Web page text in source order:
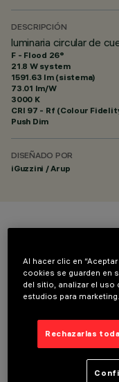
DESCRIPCIÓN
luminaria circular de
F - Flood 26°
21.8 W system
1591.63 lm (sistema)
73.01 lm/W
3000 K
CRI 97 - Rf (Colour
Push Dim
DISEÑADO POR
iGuzzini / Arup
Al hacer clic en
cookies se guarden en
del sitio, analizar el
estudios para marketing.
Rechazarlas